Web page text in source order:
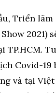
Triển
2021)
TP.HCM.
Covid-
và tại